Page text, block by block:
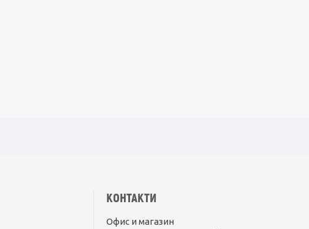
КОНТАКТИ
Офис и магазин